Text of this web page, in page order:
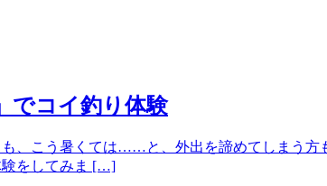
でコイ釣り体験
、こう暑くては……と、外出を諦めてしまう
験をしてみま […]